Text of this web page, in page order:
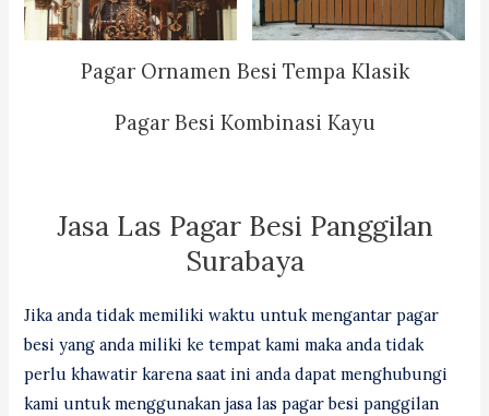
Pagar Ornamen Besi Tempa Klasik
Pagar Besi Kombinasi Kayu
Jasa Las Pagar Besi Panggilan
Surabaya
Jika anda tidak memiliki waktu untuk mengantar pagar
besi yang anda miliki ke tempat kami maka anda tidak
perlu khawatir karena saat ini anda dapat menghubungi
kami untuk menggunakan jasa las pagar besi panggilan